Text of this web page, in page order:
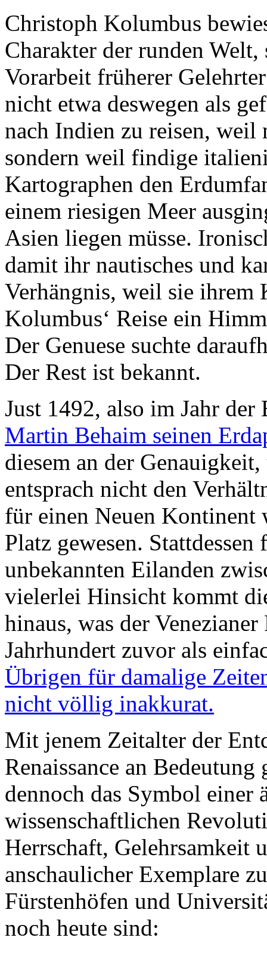
Christoph Kolumbus
Charakter der runden
Vorarbeit früherer
nicht etwa deswegen als
nach Indien zu reisen, weil
sondern weil findige
Kartographen den
einem riesigen Meer
Asien liegen müsse.
damit ihr nautisches und
Verhängnis, weil sie ihrem
Kolumbus‘ Reise ein
Der Genuese suchte
Der Rest ist bekannt.
Just 1492, also im Jahr
Martin Behaim seinen
diesem an der
entsprach nicht den
für einen Neuen Kontinent
Platz gewesen.
unbekannten Eilanden
vielerlei Hinsicht kommt
hinaus, was der
Jahrhundert zuvor als
Übrigen für damalige
nicht völlig inakkurat.
Mit jenem Zeitalter der
Renaissance an
dennoch das Symbol einer
wissenschaftlichen
Herrschaft, Gelehrsamkeit
anschaulicher Exemplare
Fürstenhöfen und
noch heute sind: